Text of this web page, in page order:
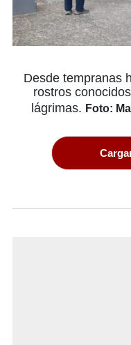
Desde tempranas
rostros
lágrimas. Foto: